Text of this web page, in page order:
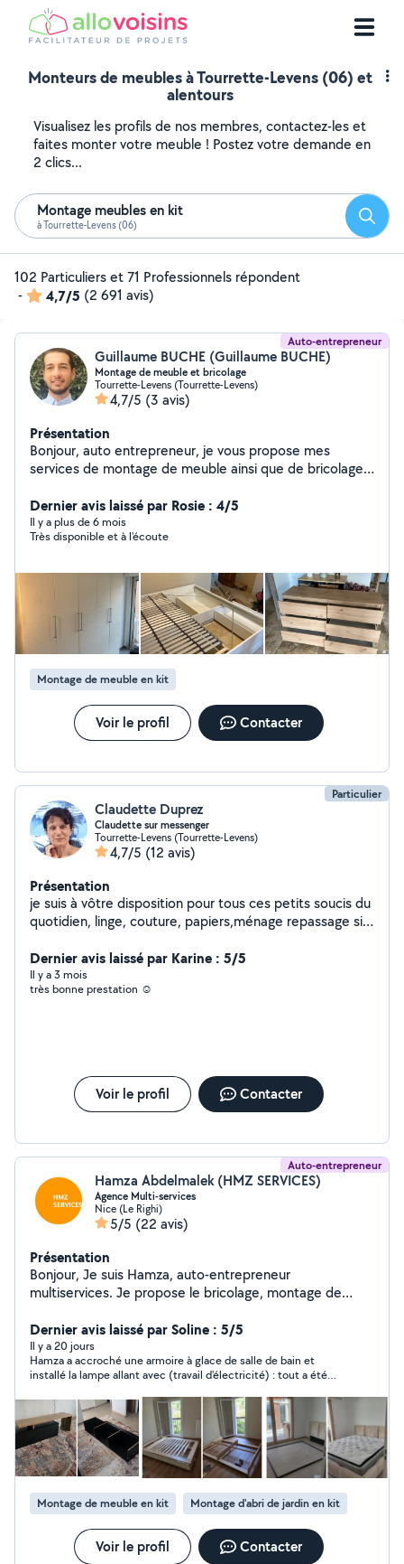
Monteurs de meubles à Tourrette-Levens (06) et
alentours
Visualisez les profils de nos membres, contactez-les et
faites monter votre meuble ! Postez votre demande en
2 clics...
Montage meubles en kit
à Tourrette-Levens (06)
102 Particuliers et 71 Professionnels répondent
-
4,7/5 (2 691 avis)
Auto-entrepreneur
Guillaume BUCHE (Guillaume BUCHE)
Montage de meuble et bricolage
Tourrette-Levens (Tourrette-Levens)
4,7/5 (3 avis)
Présentation
Bonjour, auto entrepreneur, je vous propose mes
services de montage de meuble ainsi que de bricolage.
effectué des missions depuis plus 1 an. Inscrit sur un site
similaire, je possède plus de 80 missions avec 5/5 en
avis. Honnête, si je ne sais pas faire quelque chose je
pour effectuer vos missions.
Dernier avis laissé par Rosie : 4/5
Il y a plus de 6 mois
Très disponible et à l'écoute
Montage de meuble en kit
Voir le profil Contacter
Particulier
Claudette Duprez
Claudette sur messenger
Tourrette-Levens (Tourrette-Levens)
4,7/5 (12 avis)
Présentation
je suis à vôtre disposition pour tous ces petits soucis du
quotidien, linge, couture, papiers,ménage repassage si
personnes et ils ne publient plus mes messages désolée
Impossible de répondre j'ai répondu à trop de
personnes donc plus le droit vous pouvez me joindre sur
Dernier avis laissé par Karine : 5/5
Il y a 3 mois
très bonne prestation ☺️
Voir le profil Contacter
Auto-entrepreneur
Hamza Abdelmalek (HMZ SERVICES)
Agence Multi-services
Nice (Le Righi)
5/5 (22 avis)
Présentation
Bonjour, Je suis Hamza, auto-entrepreneur
multiservices. Je propose le bricolage, montage de
pose de supports et rideaux, ainsi que divers
aménagements du quotidien. Je travaille de manière
sérieuse, propre et soignée, avec une attention
particulière aux finitions et à la satisfaction du client.
Intervention rapide et devis sur demande. N'hésitez pas
à me contacter pour discuter de votre projet ou obtenir
un devis gratuit. À bientôt
Dernier avis laissé par Soline : 5/5
Il y a 20 jours
Hamza a accroché une armoire à glace de salle de bain et
installé la lampe allant avec (travail d'électricité) : tout a été
impeccable, et en plus Hamza est très sympathique et fiable,
je le recommande totalement !
Montage de meuble en kit Montage d'abri de jardin en kit
Voir le profil Contacter